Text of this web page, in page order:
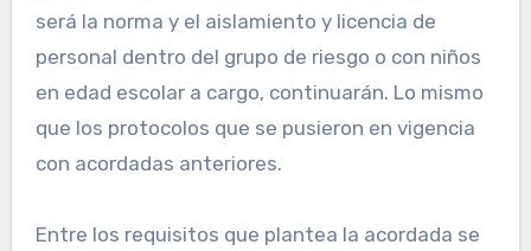
será la norma y el aislamiento y licencia de
personal dentro del grupo de riesgo o con niños
en edad escolar a cargo, continuarán. Lo mismo
que los protocolos que se pusieron en vigencia
con acordadas anteriores.
Entre los requisitos que plantea la acordada se